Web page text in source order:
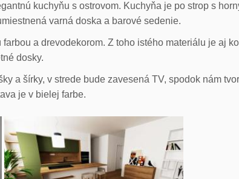
kuchyňu s ostrovom. Kuchyňa je po strop s
varná doska a barové sedenie.
a drevodekorom. Z toho istého materiálu je aj
dosky.
a šírky, v strede bude zavesená TV, spodok nám
je v bielej farbe.